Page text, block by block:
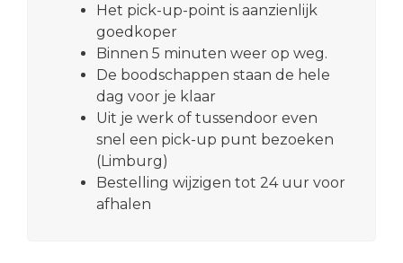
Het pick-up-point is aanzienlijk
goedkoper
Binnen 5 minuten weer op weg.
De boodschappen staan de hele
dag voor je klaar
Uit je werk of tussendoor even
snel een pick-up punt bezoeken
(Limburg)
Bestelling wijzigen tot 24 uur voor
afhalen